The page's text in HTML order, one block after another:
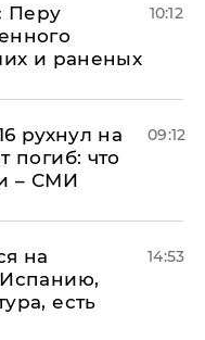
Перу
и раненых
10:12
рухнул на
погиб: что
– СМИ
09:12
на
есть
14:53